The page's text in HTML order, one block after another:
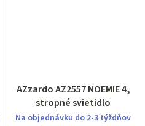
AZzardo AZ2557 NOEMIE 4,
stropné svietidlo
Na objednávku do 2-3 týždňov